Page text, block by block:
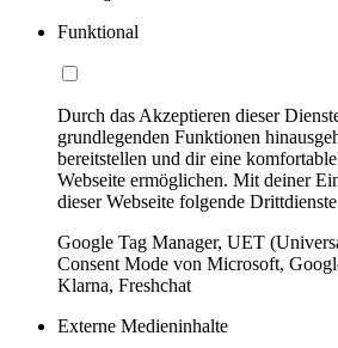
Funktional
Durch das Akzeptieren dieser
grundlegenden Funktionen
bereitstellen und dir eine
Webseite ermöglichen. Mit deiner
dieser Webseite folgende
Google Tag Manager, UET
Consent Mode von Microsoft,
Klarna, Freshchat
Externe Medieninhalte